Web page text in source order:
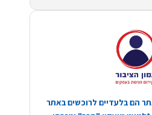
הם בלעדיים לרוכשים באתר